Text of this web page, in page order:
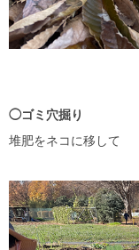
◯ゴミ穴掘り
堆肥をネコに移して